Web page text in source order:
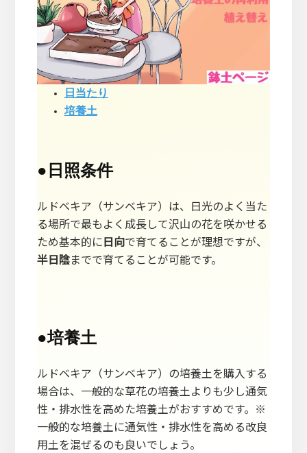
日当たり
培養土
●日照条件
ルドベキア（サンベキア）は、日光のよく当た
る場所で最もよく成長して沢山の花を咲かせる
ため基本的に日向で育てることが理想ですが、
半日陰までで育てることが可能です。
●培養土
ルドベキア（サンベキア）の培養土を購入する
場合は、一般的な草花の培養土よりも少し通気
性・排水性を高めた培養土がおすすめです。※
一般的な培養土に通気性・排水性を高める改良
用土を混ぜるのも良いでしょう。